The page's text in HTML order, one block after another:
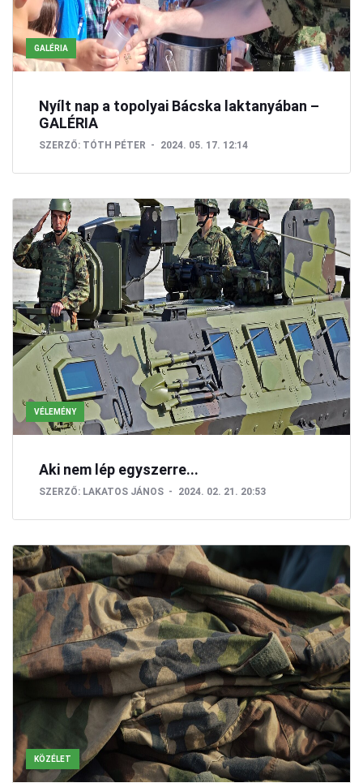
GALÉRIA
Nyílt nap a topolyai Bácska laktanyában –
GALÉRIA
SZERZŐ: TÓTH PÉTER 2024. 05. 17. 12:14
VÉLEMÉNY
Aki nem lép egyszerre...
SZERZŐ: LAKATOS JÁNOS 2024. 02. 21. 20:53
KÖZÉLET